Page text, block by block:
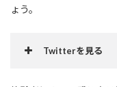
ょう。
Twitterを見る